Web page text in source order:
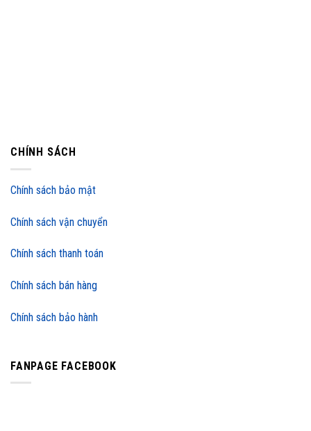
CHÍNH SÁCH
Chính sách bảo mật
Chính sách vận chuyển
Chính sách thanh toán
Chính sách bán hàng
Chính sách bảo hành
FANPAGE FACEBOOK